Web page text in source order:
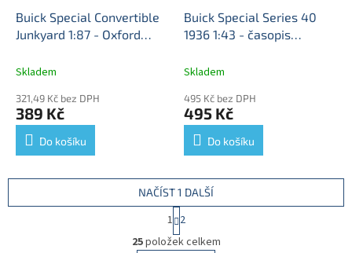
Buick Special Convertible
Junkyard 1:87 - Oxford
model
Skladem
321,49 Kč bez DPH
389 Kč
Do košíku
Buick Special Series 40
1936 1:43 - časopis
modelem #6
auta 1/43
Skladem
495 Kč bez DPH
495 Kč
Do košíku
O
v
NAČÍST 1 DALŠÍ
S
t
r
1 2
25položek celkem